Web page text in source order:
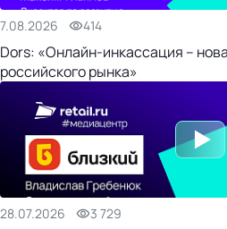
7.08.2026 414
Dors: «Онлайн-инкассация –
российского рынка»
28.07.2026 3 729